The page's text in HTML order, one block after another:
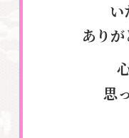
い
ありが
思